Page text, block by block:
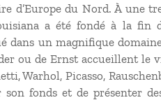
d’Europe du Nord. À une
a été fondé à la fin
dans un magnifique
ou de Ernst accueillent le
Warhol, Picasso,
fonds et de présenter